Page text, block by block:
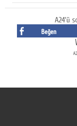
A24'ü
Beğen